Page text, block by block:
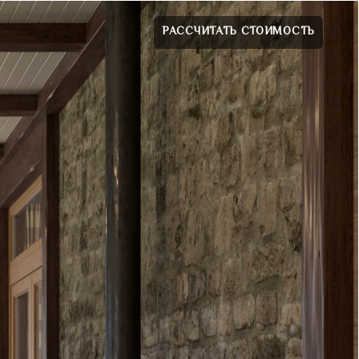
РАССЧИТАТЬ СТОИМОСТЬ